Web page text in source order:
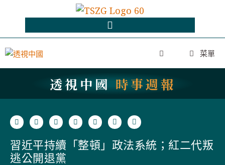
菜單
透視中國 時事週報
習近平持續「整頓」政法系統；紅二代叛
逃公開退黨